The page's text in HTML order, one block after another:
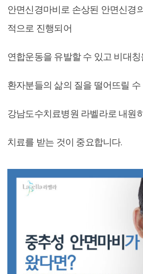
안면신경마비로 손상된 안면신경
적으로 진행되어
연합운동을 유발할 수 있고 비대칭
환자분들의 삶의 질을 떨어뜨릴
강남도수치료병원 라벨라로 내원
치료를 받는 것이 중요합니다.